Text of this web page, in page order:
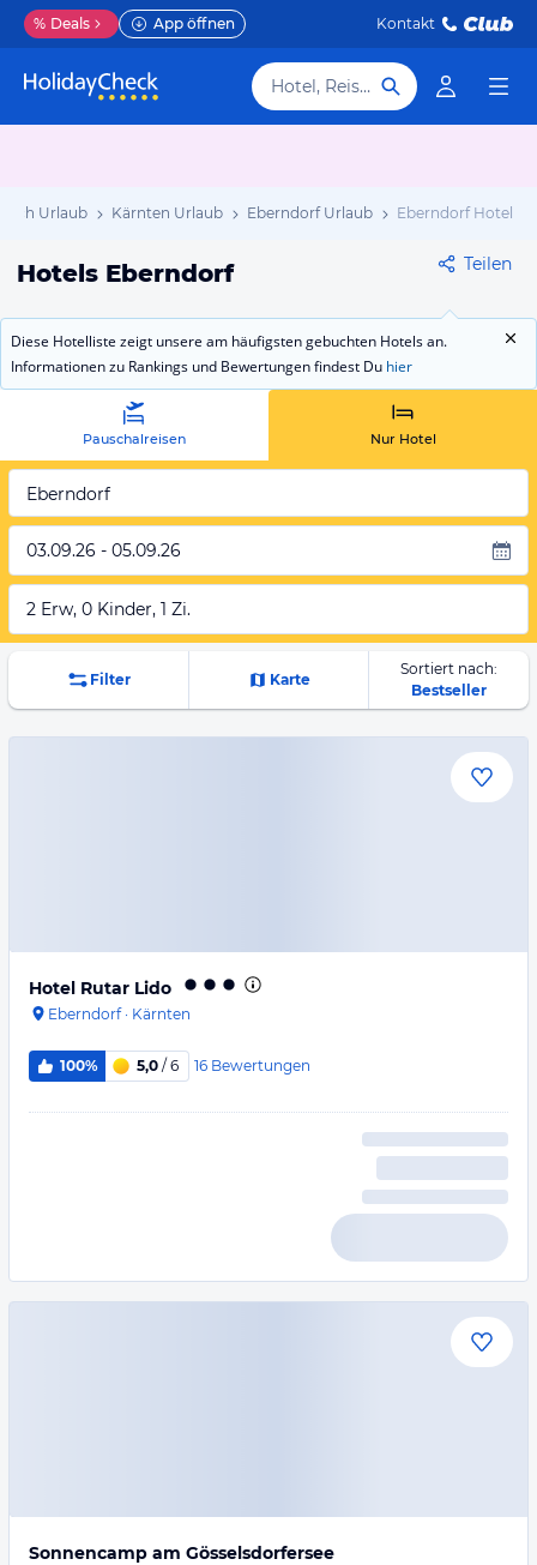
% Deals App öffnen Kontakt
Hotel, Reiseziel
Urlaub Kärnten Urlaub Eberndorf Urlaub Eberndorf Hotels
Hotels Eberndorf Teilen
Diese Hotelliste zeigt unsere am häufigsten gebuchten Hotels an.
Informationen zu Rankings und Bewertungen findest Du hier
Pauschalreisen Nur Hotel
Eberndorf
03.09.26 - 05.09.26
2 Erw, 0 Kinder, 1 Zi.
Filter Karte
Sortiert nach:
Bestseller
Hotel Rutar Lido
Eberndorf· Kärnten
100% 5,0 / 6 16 Bewertungen
Sonnencamp am Gösselsdorfersee